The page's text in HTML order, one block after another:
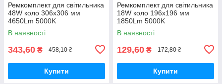
Ремкомплект для світильника
48W коло 306х306 мм
4650Lm 5000K
В наявності
343,60 ₴ 458,10 ₴
Купити
Ремкомплект для світильника
18W коло 196х196 мм
1850Lm 5000K
В наявності
129,60 ₴ 172,80 ₴
Купити